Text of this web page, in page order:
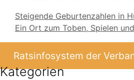
Steigende Geburtenzahlen in
Ein Ort zum Toben, Spielen
Ratsinfosystem der
Kategorien